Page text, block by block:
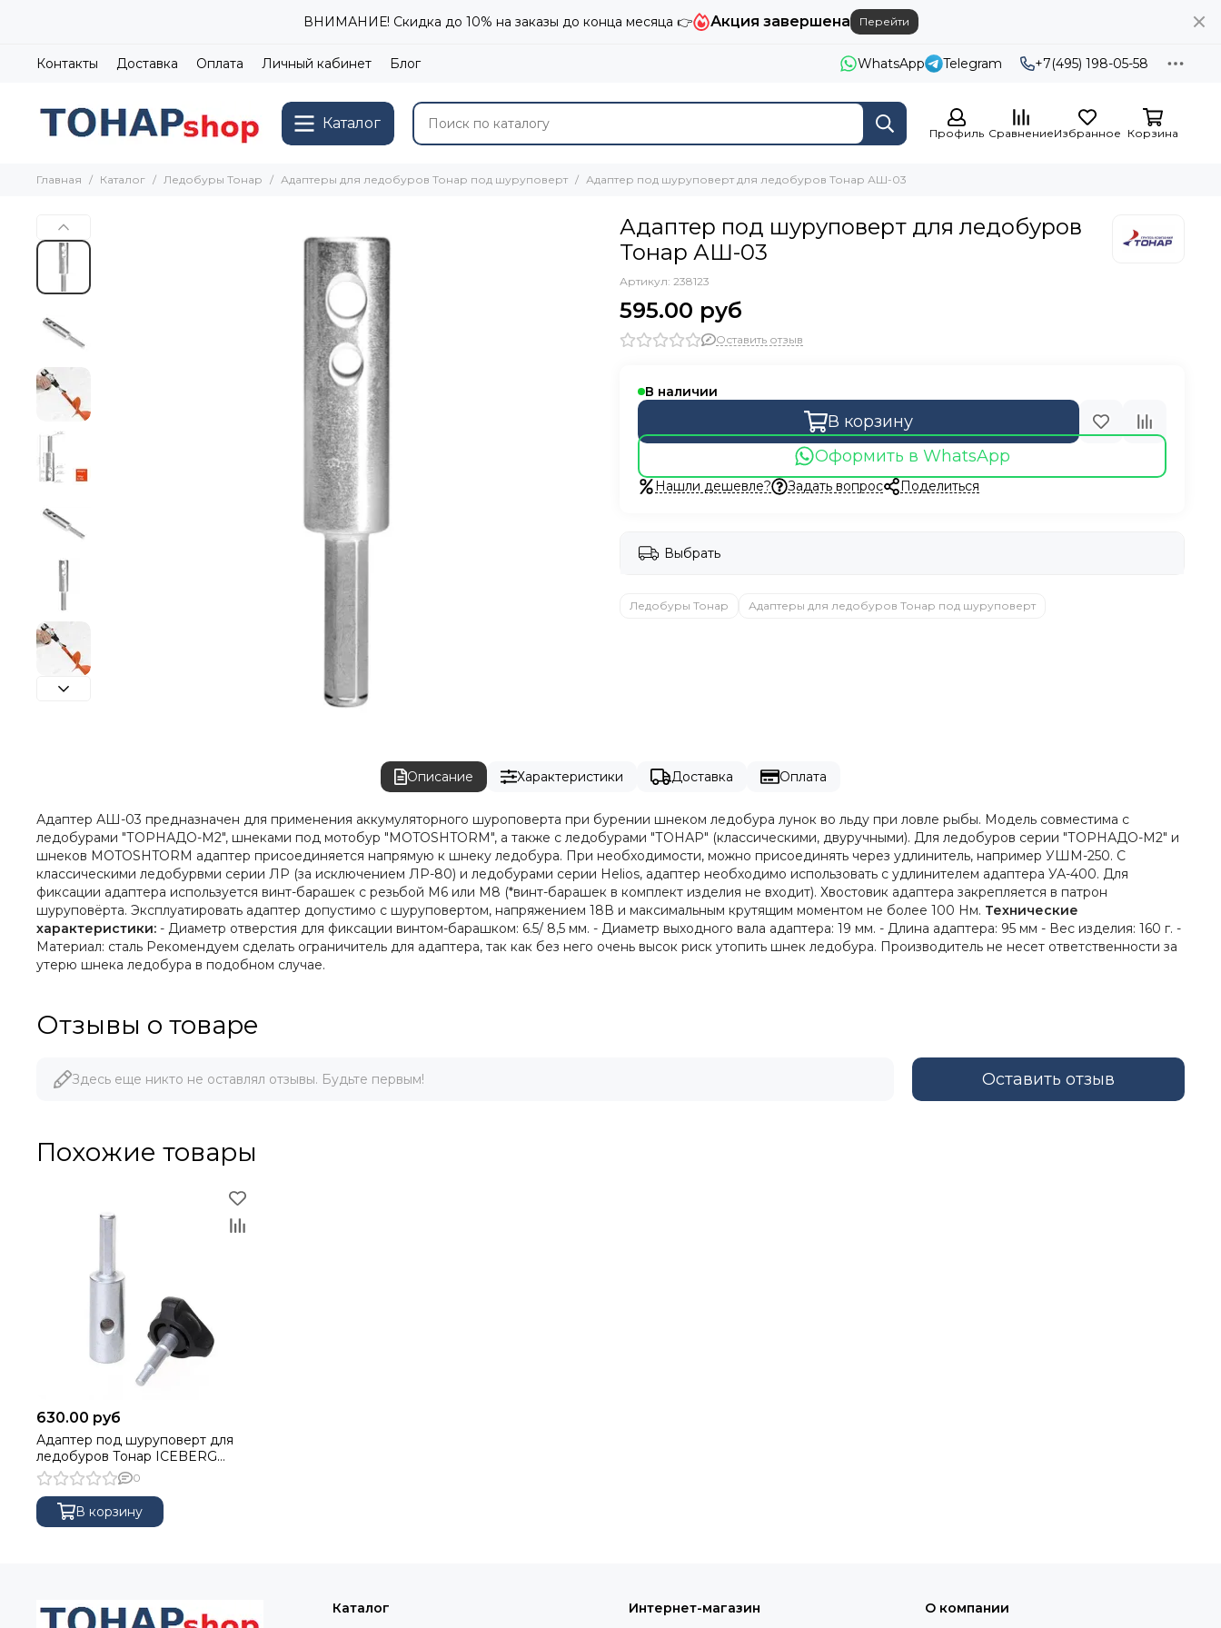
ВНИМАНИЕ! Скидка до 10% на заказы до конца месяца 👉 Акция завершена Перейти
Контакты Доставка Оплата Личный кабинет Блог WhatsApp Telegram +7(495) 198-05-58
Каталог
Профиль СравнениеИзбранное Корзина
Главная Каталог Ледобуры Тонар Адаптеры для ледобуров Тонар под шуруповерт Адаптер под шуруповерт для ледобуров Тонар АШ-03
Адаптер под шуруповерт для ледобуров
Тонар АШ-03
Артикул: 238123
595.00 руб
Оставить отзыв
В наличии
В корзину
Оформить в WhatsApp
Нашли дешевле? Задать вопрос Поделиться
Выбрать
Ледобуры Тонар Адаптеры для ледобуров Тонар под шуруповерт
Описание Характеристики Доставка Оплата
Адаптер АШ-03 предназначен для применения аккумуляторного шуроповерта при бурении шнеком ледобура лунок во льду при ловле рыбы. Модель совместима c
ледобурами "ТОРНАДО-М2", шнеками под мотобур "MOTOSHTORM", а также с ледобурами "ТОНАР" (классическими, двуручными). Для ледобуров серии "ТОРНАДО-М2" и
шнеков MOTOSHTORM адаптер присоединяется напрямую к шнеку ледобура. При необходимости, можно присоединять через удлинитель, например УШМ-250. С
классическими ледобурвми серии ЛР (за исключением ЛР-80) и ледобурами серии Helios, адаптер необходимо использовать с удлинителем адаптера УА-400. Для
фиксации адаптера используется винт-барашек с резьбой М6 или М8 (*винт-барашек в комплект изделия не входит). Хвостовик адаптера закрепляется в патрон
шуруповёрта. Эксплуатировать адаптер допустимо с шуруповертом, напряжением 18В и максимальным крутящим моментом не более 100 Нм. Технические
характеристики: - Диаметр отверстия для фиксации винтом-барашком: 6.5/ 8,5 мм. - Диаметр выходного вала адаптера: 19 мм. - Длина адаптера: 95 мм - Вес изделия: 160 г. -
Материал: сталь Рекомендуем сделать ограничитель для адаптера, так как без него очень высок риск утопить шнек ледобура. Производитель не несет ответственности за
утерю шнека ледобура в подобном случае.
Отзывы о товаре
Здесь еще никто не оставлял отзывы. Будьте первым! Оставить отзыв
Похожие товары
630.00 руб
Адаптер под шуруповерт для
ледобуров Тонар ICEBERG
АШ-06
0
В корзину
Каталог
Интернет-магазин
О компании